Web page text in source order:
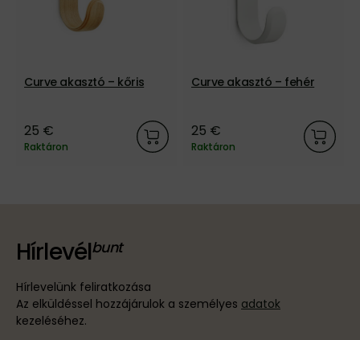
Curve akasztó – kőris
25 €
Raktáron
Curve akasztó – fehér
25 €
Raktáron
Hírlevél
Hírlevelünk feliratkozása
Az elküldéssel hozzájárulok a személyes adatok
kezeléséhez.